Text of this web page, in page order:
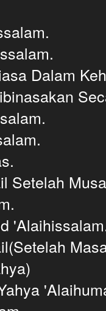
Dalam
Setelah